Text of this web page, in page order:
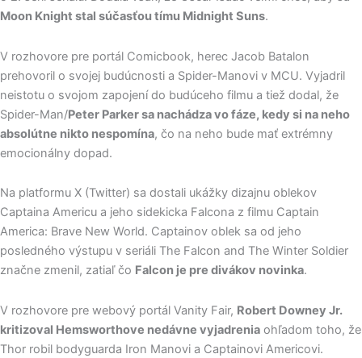
Moon Knight stal súčasťou tímu Midnight Suns.
V rozhovore pre portál Comicbook, herec Jacob Batalon
prehovoril o svojej budúcnosti a Spider-Manovi v MCU. Vyjadril
neistotu o svojom zapojení do budúceho filmu a tiež dodal, že
Spider-Man/Peter Parker sa nachádza vo fáze, kedy si na neho
absolútne nikto nespomína, čo na neho bude mať extrémny
emocionálny dopad.
Na platformu X (Twitter) sa dostali ukážky dizajnu oblekov
Captaina Americu a jeho sidekicka Falcona z filmu Captain
America: Brave New World. Captainov oblek sa od jeho
posledného výstupu v seriáli The Falcon and The Winter Soldier
značne zmenil, zatiaľ čo Falcon je pre divákov novinka.
V rozhovore pre webový portál Vanity Fair, Robert Downey Jr.
kritizoval Hemsworthove nedávne vyjadrenia ohľadom toho, že
Thor robil bodyguarda Iron Manovi a Captainovi Americovi.